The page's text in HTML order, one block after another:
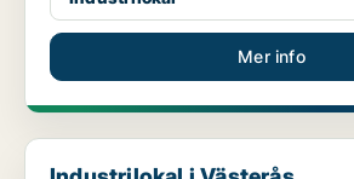
Mer info
Industrilokal i Västerås